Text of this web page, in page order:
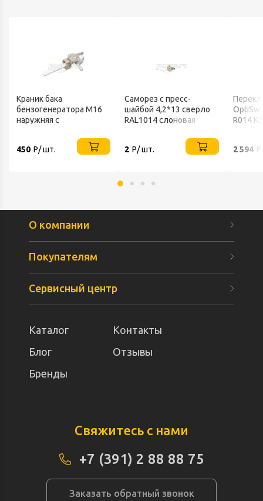
Краник бака
бензогенератора М16
наружняя с
450 Р/ шт.
Саморез с пресс-
шайбой 4,2*13 сверло
RAL1014 слоновая
2 Р/ шт.
R014
2 594
О компании
Покупателям
Сервисный центр
Каталог
Контакты
Блог
Отзывы
Бренды
Свяжитесь с нами
+7 (391) 2 88 88 75
Заказать обратный звонок